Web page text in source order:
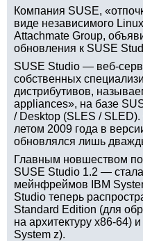
Компания SUSE,
виде независимого
Attachmate Group,
обновления к SUSE
SUSE Studio — веб-
собственных
дистрибутивов,
appliances», на базе
/ Desktop (SLES /
летом 2009 года в
обновлялся лишь
Главным новшеством
SUSE Studio 1.2 —
мейнфреймов IBM
Studio теперь
Standard Edition (для
на архитектуру x86-64)
System z).